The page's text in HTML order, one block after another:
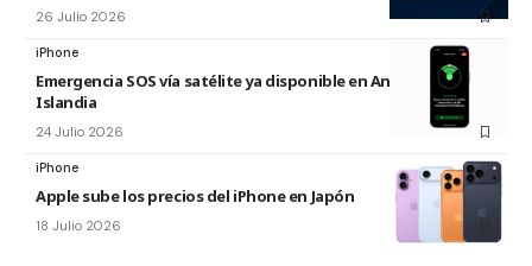
26 Julio 2026
iPhone
Emergencia SOS vía satélite ya disponible en Andorra e
Islandia
24 Julio 2026
iPhone
Apple sube los precios del iPhone en Japón
18 Julio 2026